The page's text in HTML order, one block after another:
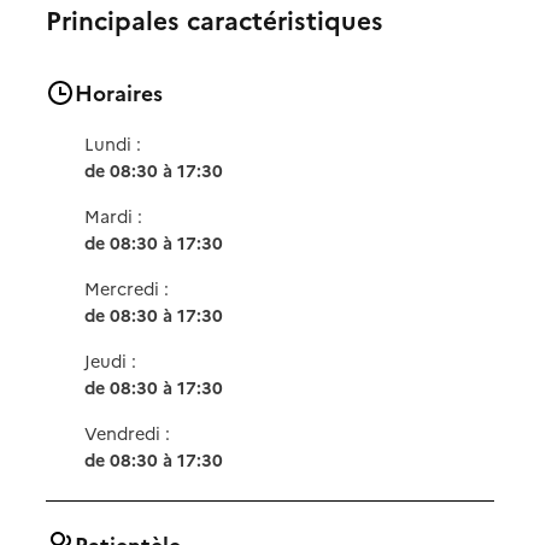
Principales caractéristiques
Horaires
Lundi :
de 08:30 à 17:30
Mardi :
de 08:30 à 17:30
Mercredi :
de 08:30 à 17:30
Jeudi :
de 08:30 à 17:30
Vendredi :
de 08:30 à 17:30